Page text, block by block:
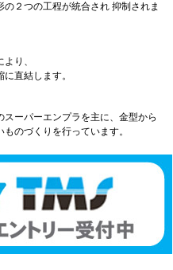
２つの工程が統合され 抑制されま
り、
直結します。
スーパーエンプラを主に、金型から
のづくりを行っています。